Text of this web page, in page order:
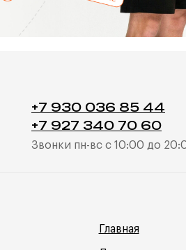
+7 930 036 85 44
+7 927 340 70 60
Звонки пн-вс с 10:00 до
Главная